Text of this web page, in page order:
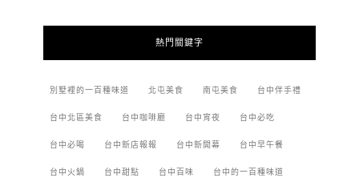
熱門關鍵字
別墅裡的一百種味道 北屯美食 南屯美食 台中伴手禮
台中北區美食 台中咖啡廳 台中宵夜 台中必吃
台中必喝 台中新店報報 台中新開幕 台中早午餐
台中火鍋 台中甜點 台中百味 台中的一百種味道